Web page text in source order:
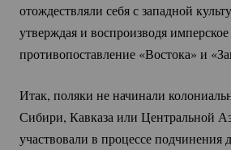
отождествляли себя с западной
утверждая и воспроизводя имперское
противопоставление «Востока» и
Итак, поляки не начинали
Сибири, Кавказа или Центральной
участвовали в процессе подчинения